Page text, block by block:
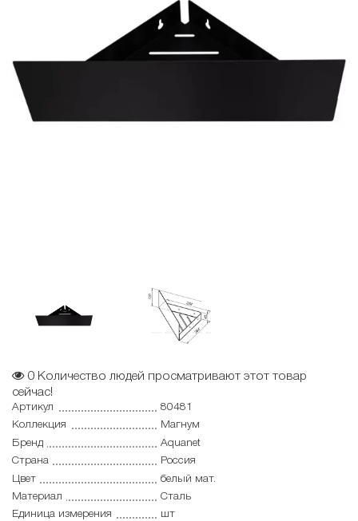
0 Количество людей просматривают этот товар
сейчас!
Артикул
80481
Коллекция
Магнум
Бренд
Aquanet
Страна
Россия
Цвет
белый мат.
Материал
Сталь
Единица измерения
шт